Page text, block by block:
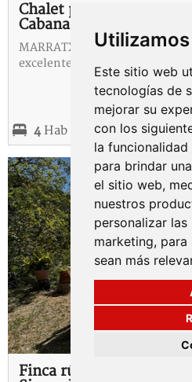
Este sitio web
tecnologías de
mejorar su
con los
la
para brindar
el sitio web,
nuestros
personalizar
marketing, para
sean más
Chalet pareado de
Cabana
MARRATXÍ - SA CABANA En
excelente situación, calle
REF:5-115165-I
4 Hab 2B
FINCAS
VER
Finca rústica, en un